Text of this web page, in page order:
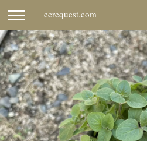
content
CLICK
TO
TOGGLE
NAVIGATION
MENU.
ecrequest.com